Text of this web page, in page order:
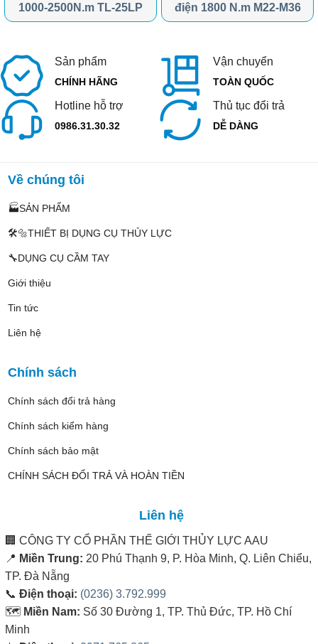
1000-2500N.m TL-25LP
điện 1800 N.m M22-M36
Sản phẩm
CHÍNH HÃNG
Vận chuyển
TOÀN QUỐC
Hotline hỗ trợ
0986.31.30.32
Thủ tục đổi trả
DỄ DÀNG
Về chúng tôi
🏭SẢN PHẨM
🛠️🔩THIẾT BỊ DỤNG CỤ THỦY LỰC
🔧DỤNG CỤ CẦM TAY
Giới thiệu
Tin tức
Liên hệ
Chính sách
Chính sách đổi trả hàng
Chính sách kiểm hàng
Chính sách bảo mật
CHÍNH SÁCH ĐỔI TRẢ VÀ HOÀN TIỀN
Liên hệ
🏢 CÔNG TY CỔ PHẦN THẾ GIỚI THỦY LỰC AAU
📍 Miền Trung: 20 Phú Thạnh 9, P. Hòa Minh, Q. Liên Chiểu,
TP. Đà Nẵng
📞 Điện thoại: (0236) 3.792.999
🗺️ Miền Nam: Số 30 Đường 1, TP. Thủ Đức, TP. Hồ Chí
Minh